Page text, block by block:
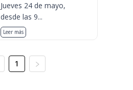
Jueves 24 de mayo,
desde las 9...
Leer más
1